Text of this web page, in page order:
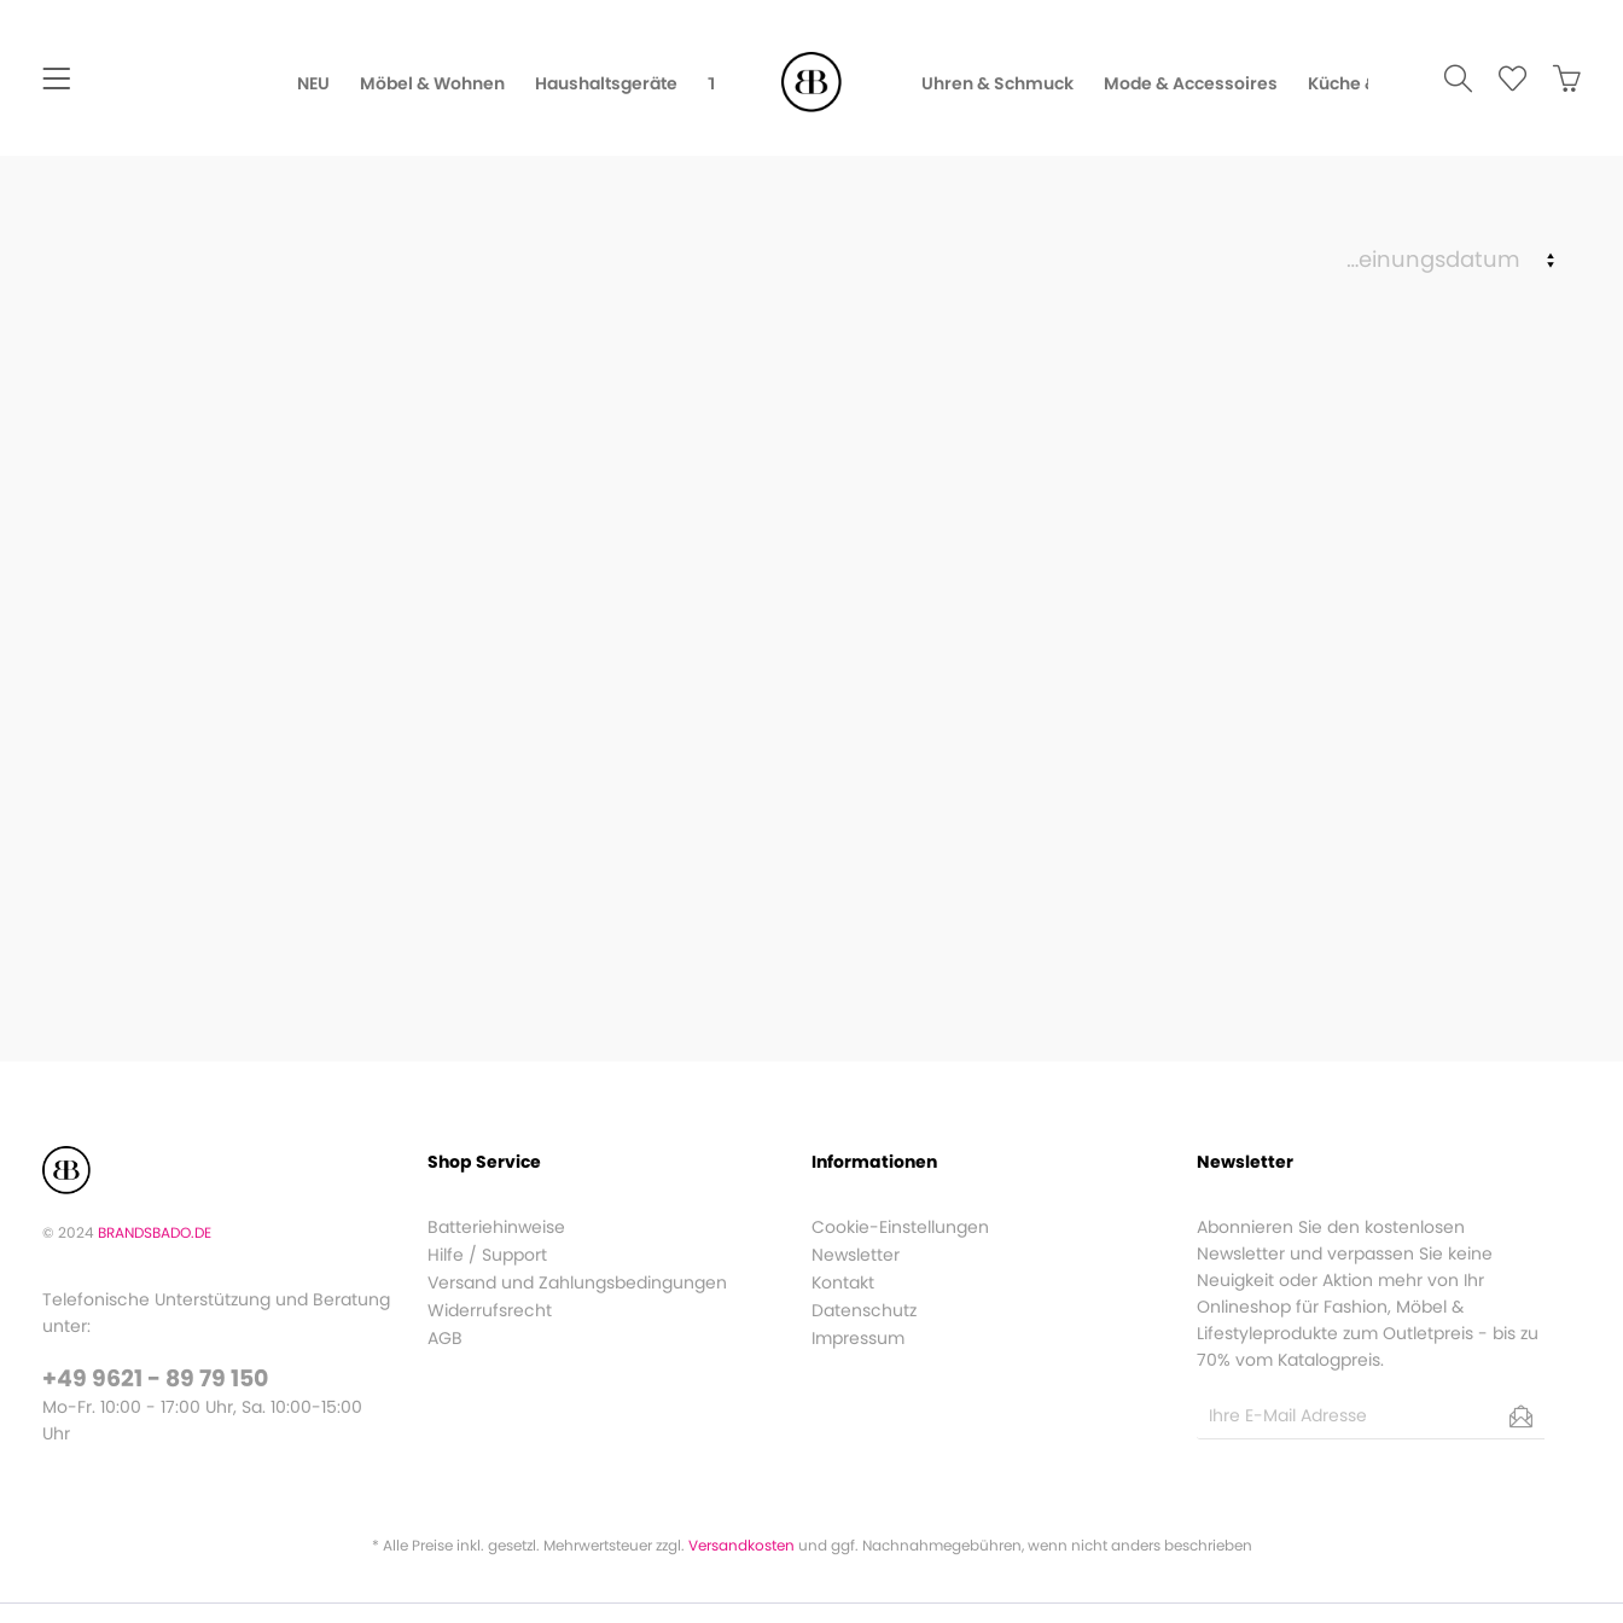
NEU Möbel & Wohnen Haushaltsgeräte TV, Video & Audio Uhren & Schmuck Mode & Accessoires Küche & Gourmet
© 2024 BRANDSBADO.DE
Telefonische Unterstützung und Beratung
unter:
+49 9621 - 89 79 150
Mo-Fr. 10:00 - 17:00 Uhr, Sa. 10:00-15:00
Uhr
Shop Service
Batteriehinweise
Hilfe / Support
Versand und Zahlungsbedingungen
Widerrufsrecht
AGB
Informationen
Cookie-Einstellungen
Newsletter
Kontakt
Datenschutz
Impressum
Newsletter
Abonnieren Sie den kostenlosen
Newsletter und verpassen Sie keine
Neuigkeit oder Aktion mehr von Ihr
Onlineshop für Fashion, Möbel &
Lifestyleprodukte zum Outletpreis - bis zu
70% vom Katalogpreis.
* Alle Preise inkl. gesetzl. Mehrwertsteuer zzgl. Versandkosten und ggf. Nachnahmegebühren, wenn nicht anders beschrieben